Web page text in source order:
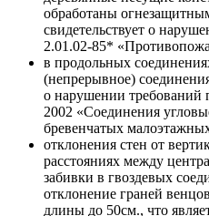
обработаны
свидетельствует о
2.01.02-85*
в продольных
(непрерывное)
о нарушении
2002 «Соединения
бревенчатых
отклонения стен от
расстояниях между
забивки в гвоздевых
отклонение граней
длины до 50см., что